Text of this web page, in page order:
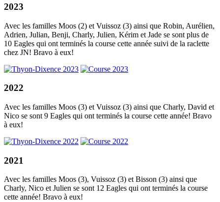
2023
Avec les familles Moos (2) et Vuissoz (3) ainsi que Robin, Aurélien,
Adrien, Julian, Benji, Charly, Julien, Kérim et Jade se sont plus de
10 Eagles qui ont terminés la course cette année suivi de la raclette
chez JN! Bravo à eux!
2022
Avec les familles Moos (3) et Vuissoz (3) ainsi que Charly, David et
Nico se sont 9 Eagles qui ont terminés la course cette année! Bravo
à eux!
2021
Avec les familles Moos (3), Vuissoz (3) et Bisson (3) ainsi que
Charly, Nico et Julien se sont 12 Eagles qui ont terminés la course
cette année! Bravo à eux!